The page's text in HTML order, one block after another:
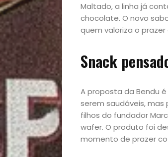
Início
Academia
Beleza
Bora
Maltado, a linha já
chocolate. O novo
quem valoriza o
Snack
A proposta da Bendu
serem saudáveis, mas
filhos do fundador
wafer. O produto foi
momento de prazer